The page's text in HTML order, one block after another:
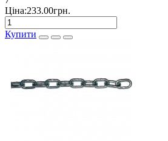
Ціна:233.00грн.
Купити